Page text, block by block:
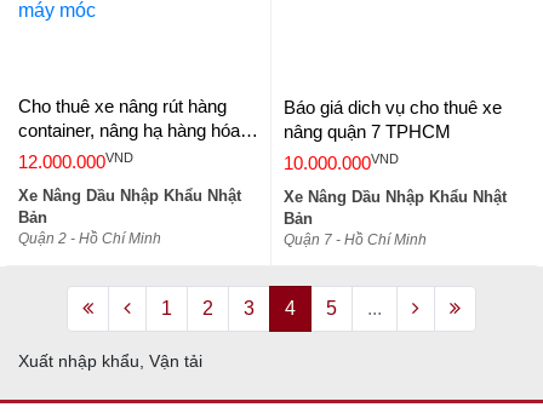
Cho thuê xe nâng rút hàng
container, nâng hạ hàng hóa,
di dời thiết bị máy móc
12.000.000VND
Xe Nâng Dầu Nhập Khẩu Nhật
Bản
Quận 2 - Hồ Chí Minh
Báo giá dich vụ cho thuê xe
nâng quận 7 TPHCM
10.000.000VND
Xe Nâng Dầu Nhập Khẩu Nhật
Bản
Quận 7 - Hồ Chí Minh
1 2 3 4 5 ...
Xuất nhập khẩu, Vận tải